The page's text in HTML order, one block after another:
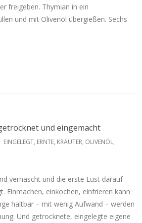
freigeben. Thymian in ein
und mit Olivenöl übergießen. Sechs
und eingemacht
EINGELEGT, ERNTE, KRÄUTER, OLIVENÖL,
vernascht und die erste Lust darauf
Einmachen, einkochen, einfrieren kann
haltbar – mit wenig Aufwand – werden
Und getrocknete, eingelegte eigene